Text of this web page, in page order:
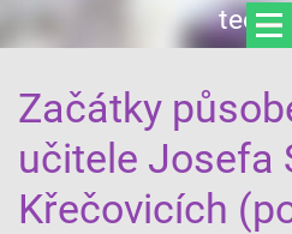
Začátky
učitele Josefa
Křečovicích